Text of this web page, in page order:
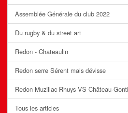
Assemblée Générale du club 2022
Du rugby & du street art
Redon - Chateaulin
Redon serre Sérent mais dévisse
Redon Muzillac Rhuys VS Château-
Tous les articles